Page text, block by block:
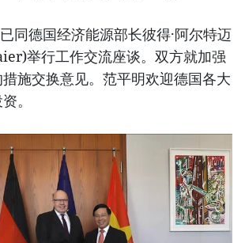
同德国经济能源部长彼得·阿尔特迈
举行工作交流座谈。双方就加强
施交换意见。范平明欢迎德国各大
。